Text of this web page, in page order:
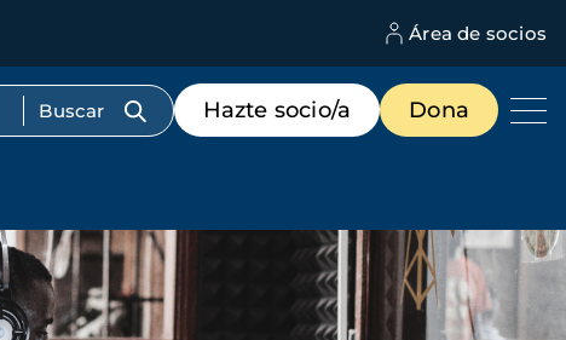
Área de socios
Menú
de
destacados
Hazte socio/a Dona